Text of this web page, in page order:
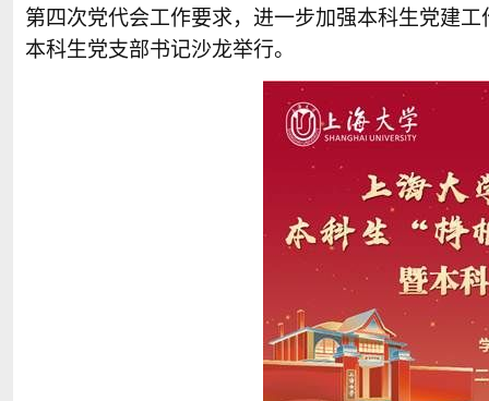
第四次党代会工作要求，进一步加强本科生党建工
本科生党支部书记沙龙举行。